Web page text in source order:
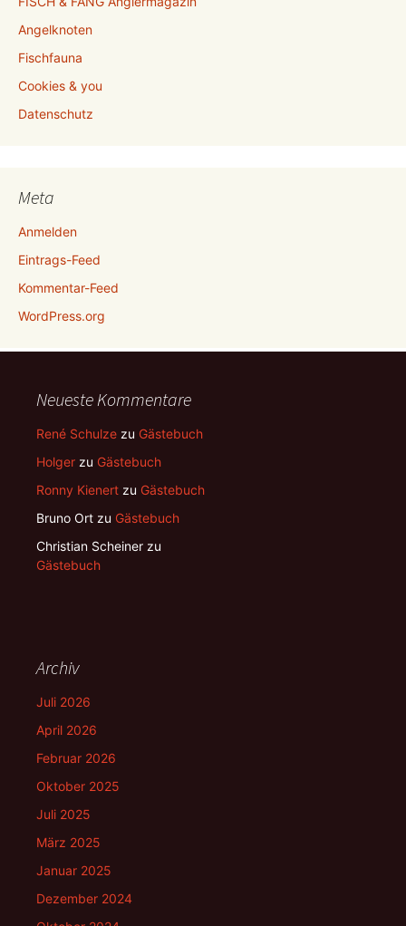
Angelknoten
Fischfauna
Cookies & you
Datenschutz
Meta
Anmelden
Eintrags-Feed
Kommentar-Feed
WordPress.org
Neueste Kommentare
René Schulze zu Gästebuch
Holger zu Gästebuch
Ronny Kienert zu Gästebuch
Bruno Ort zu Gästebuch
Christian Scheiner zu
Gästebuch
Archiv
Juli 2026
April 2026
Februar 2026
Oktober 2025
Juli 2025
März 2025
Januar 2025
Dezember 2024